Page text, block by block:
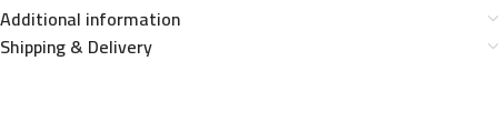
Additional information
Shipping & Delivery